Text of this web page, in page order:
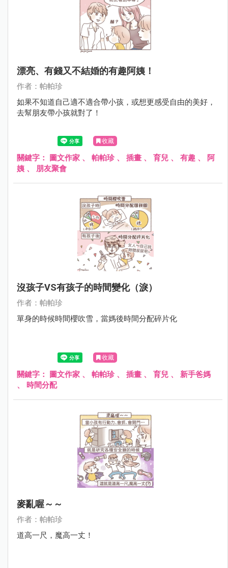
漂亮、有錢又不結婚的有趣阿姨！
作者：帕帕珍
如果不知道自己適不適合帶小孩，或想更感受自由的美好，
去幫朋友帶小孩就對了！
收藏
關鍵字： 圖文作家 、 帕帕珍、 插畫 、 育兒 、 有趣 、
阿
姨 、 朋友聚會
沒孩子VS有孩子的時間變化（淚）
作者：帕帕珍
單身的時候時間櫻吹雪，當媽後時間分配碎片化
收藏
關鍵字： 圖文作家 、 帕帕珍、 插畫 、 育兒 、 新手爸媽
、 時間分配
麥亂喔～～
作者：帕帕珍
道高一尺，魔高一丈！